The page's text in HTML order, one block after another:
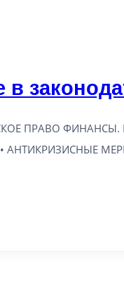
ПРАВО ФИНАНСЫ.
МЕРЫ